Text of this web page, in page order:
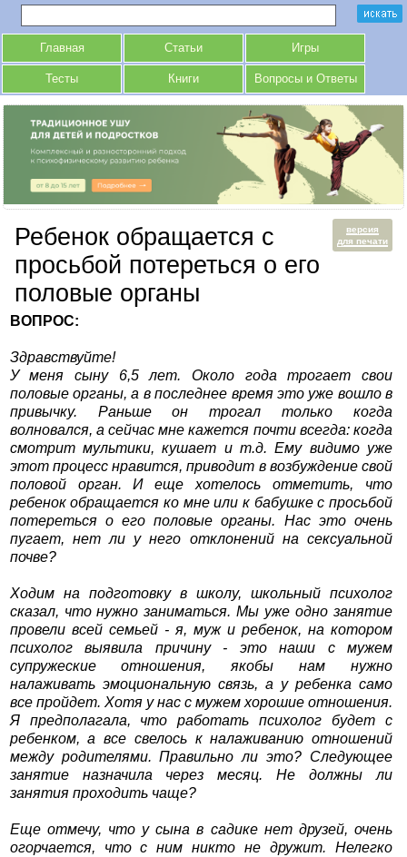
Главная Статьи Игры
Тесты Книги Вопросы и Ответы
версия
для печати
Ребенок обращается с
просьбой потереться о его
половые органы
ВОПРОС:
Здравствуйте!
У меня сыну 6,5 лет. Около года трогает свои
половые органы, а в последнее время это уже вошло в
привычку. Раньше он трогал только когда
волновался, а сейчас мне кажется почти всегда: когда
смотрит мультики, кушает и т.д. Ему видимо уже
этот процесс нравится, приводит в возбуждение свой
половой орган. И еще хотелось отметить, что
ребенок обращается ко мне или к бабушке с просьбой
потереться о его половые органы. Нас это очень
пугает, нет ли у него отклонений на сексуальной
почве?
Ходим на подготовку в школу, школьный психолог
сказал, что нужно заниматься. Мы уже одно занятие
провели всей семьей - я, муж и ребенок, на котором
психолог выявила причину - это наши с мужем
супружеские отношения, якобы нам нужно
налаживать эмоциональную связь, а у ребенка само
все пройдет. Хотя у нас с мужем хорошие отношения.
Я предполагала, что работать психолог будет с
ребенком, а все свелось к налаживанию отношений
между родителями. Правильно ли это? Следующее
занятие назначила через месяц. Не должны ли
занятия проходить чаще?
Еще отмечу, что у сына в садике нет друзей, очень
огорчается, что с ним никто не дружит. Нелегко